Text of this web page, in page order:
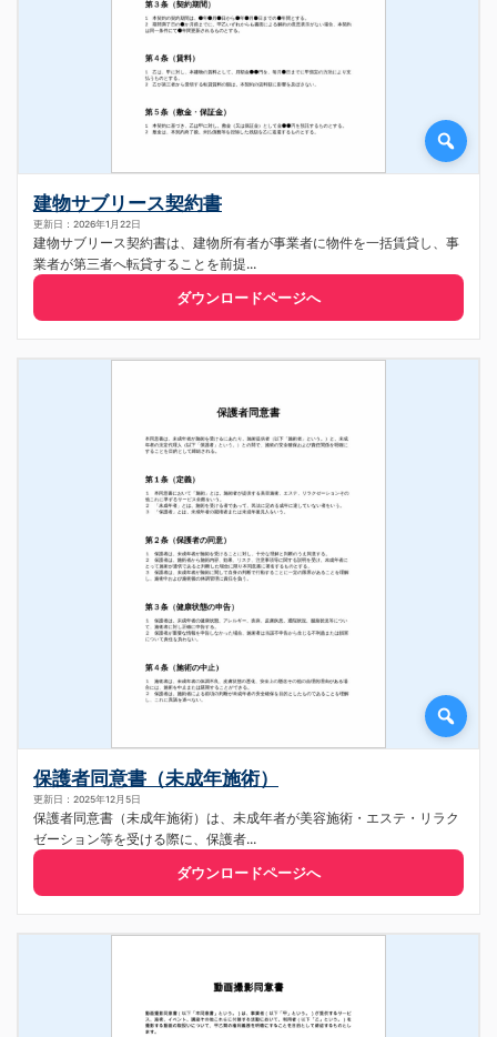
建物サブリース契約書
更新日：2026年1月22日
建物サブリース契約書は、建物所有者が事業者に物件を一括賃貸し、事
業者が第三者へ転貸することを前提...
ダウンロードページへ
保護者同意書（未成年施術）
更新日：2025年12月5日
保護者同意書（未成年施術）は、未成年者が美容施術・エステ・リラク
ゼーション等を受ける際に、保護者...
ダウンロードページへ